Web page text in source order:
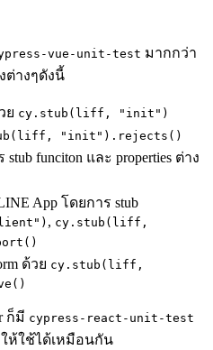
vue-unit-test มากกว่า
ต่างๆดังนี้
ย cy.stub(liff, "init")
"init").rejects()
funciton และ properties ต่าง
App โดยการ stub
, cy.stub(liff,
ด้วย cy.stub(liff,
ก็มี cypress-react-unit-test
ให้ใช้ได้เหมือนกัน